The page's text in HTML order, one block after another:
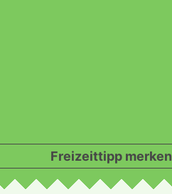
Freizeittipp merken